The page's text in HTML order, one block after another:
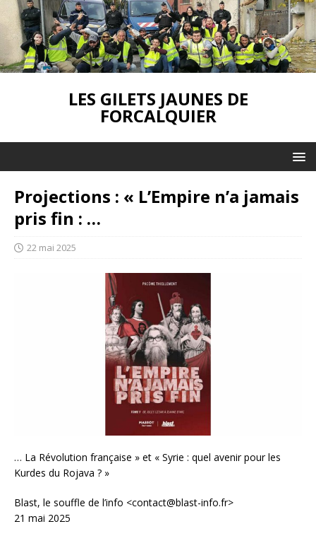
LES GILETS JAUNES DE
FORCALQUIER
Projections : « L’Empire n’a jamais
pris fin : …
22 mai 2025
… La Révolution française » et « Syrie : quel avenir pour les
Kurdes du Rojava ? »
Blast, le souffle de l’info <contact@blast-info.fr>
21 mai 2025